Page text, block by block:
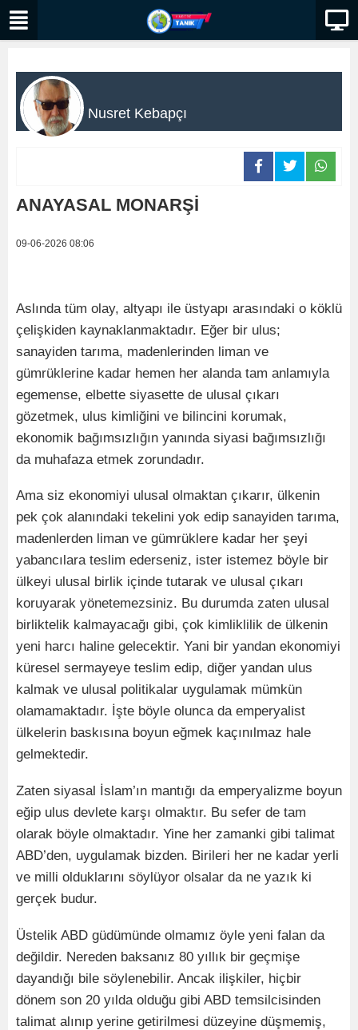
Nusret Kebapçı
ANAYASAL MONARŞİ
09-06-2026 08:06
Aslında tüm olay, altyapı ile üstyapı arasındaki o köklü
çelişkiden kaynaklanmaktadır. Eğer bir ulus;
sanayiden tarıma, madenlerinden liman ve
gümrüklerine kadar hemen her alanda tam anlamıyla
egemense, elbette siyasette de ulusal çıkarı
gözetmek, ulus kimliğini ve bilincini korumak,
ekonomik bağımsızlığın yanında siyasi bağımsızlığı
da muhafaza etmek zorundadır.
Ama siz ekonomiyi ulusal olmaktan çıkarır, ülkenin
pek çok alanındaki tekelini yok edip sanayiden tarıma,
madenlerden liman ve gümrüklere kadar her şeyi
yabancılara teslim ederseniz, ister istemez böyle bir
ülkeyi ulusal birlik içinde tutarak ve ulusal çıkarı
koruyarak yönetemezsiniz. Bu durumda zaten ulusal
birliktelik kalmayacağı gibi, çok kimliklilik de ülkenin
yeni harcı haline gelecektir. Yani bir yandan ekonomiyi
küresel sermayeye teslim edip, diğer yandan ulus
kalmak ve ulusal politikalar uygulamak mümkün
olamamaktadır. İşte böyle olunca da emperyalist
ülkelerin baskısına boyun eğmek kaçınılmaz hale
gelmektedir.
Zaten siyasal İslam’ın mantığı da emperyalizme boyun
eğip ulus devlete karşı olmaktır. Bu sefer de tam
olarak böyle olmaktadır. Yine her zamanki gibi talimat
ABD’den, uygulamak bizden. Birileri her ne kadar yerli
ve milli olduklarını söylüyor olsalar da ne yazık ki
gerçek budur.
Üstelik ABD güdümünde olmamız öyle yeni falan da
değildir. Nereden baksanız 80 yıllık bir geçmişe
dayandığı bile söylenebilir. Ancak ilişkiler, hiçbir
dönem son 20 yılda olduğu gibi ABD temsilcisinden
talimat alınıp yerine getirilmesi düzeyine düşmemiş,